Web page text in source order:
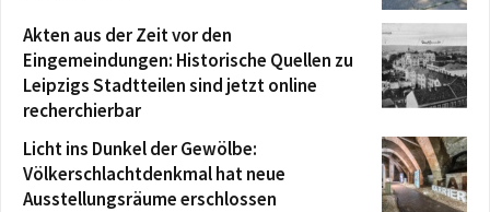
Akten aus der Zeit vor den
Eingemeindungen: Historische Quellen zu
Leipzigs Stadtteilen sind jetzt online
recherchierbar
Licht ins Dunkel der Gewölbe:
Völkerschlachtdenkmal hat neue
Ausstellungsräume erschlossen